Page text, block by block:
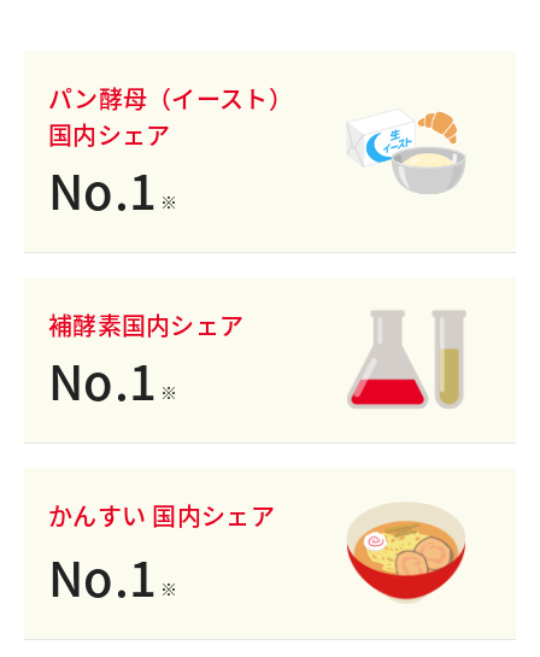
パン酵母（イースト）
国内シェア
No.1 ※
補酵素国内シェア
No.1 ※
かんすい 国内シェア
No.1 ※